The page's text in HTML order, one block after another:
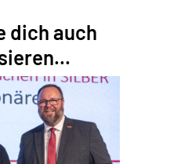
dich auch